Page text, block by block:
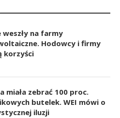
weszły na farmy
Hodowcy i firmy
korzyści
miała zebrać 100 proc.
butelek. WEI mówi o
iluzji